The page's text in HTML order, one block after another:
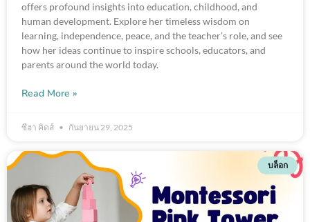
offers profound insights into education, childhood, and
human development. Explore her timeless wisdom on
learning, independence, peace, and the teacher’s role, and see
how her ideas continue to inspire schools, educators, and
parents around the world today.
Read More »
ซีฮา คิดส์ กันยายน 29, 2025
บล็อก